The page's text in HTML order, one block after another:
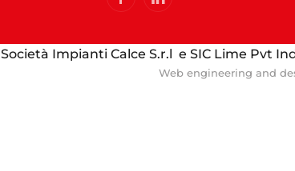
Società Impianti Calce S.r.l e SIC Lime Pvt
Web engineering and